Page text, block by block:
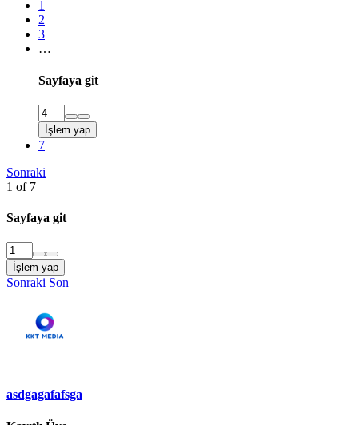
1
2
3
…
Sayfaya git
İşlem yap
7
Sonraki
1 of 7
Sayfaya git
İşlem yap
Sonraki Son
asdgagafafsga